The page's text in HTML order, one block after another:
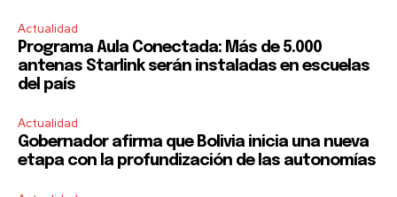
Actualidad
Programa Aula Conectada: Más de 5.000
antenas Starlink serán instaladas en escuelas
del país
Actualidad
Gobernador afirma que Bolivia inicia una nueva
etapa con la profundización de las autonomías